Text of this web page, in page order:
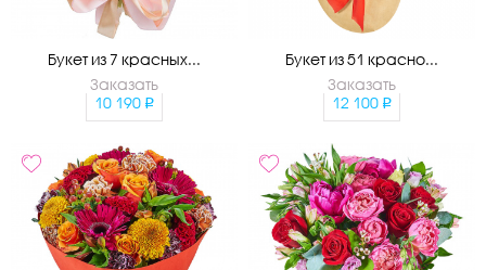
Букет из 7 красных...
Заказать
10 190
Букет из 51 красно...
Заказать
12 100